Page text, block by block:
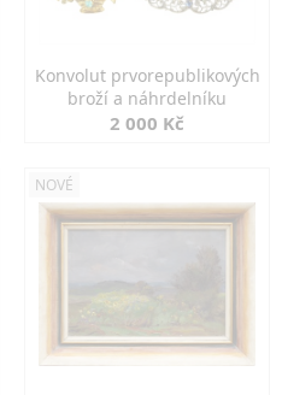
Konvolut prvorepublikových
broží a náhrdelníku
2 000 Kč
NOVÉ